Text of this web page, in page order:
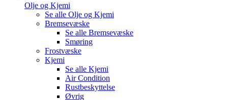
Olje og Kjemi
Se alle Olje og Kjemi
Bremsevæske
Se alle Bremsevæske
Smøring
Frostvæske
Kjemi
Se alle Kjemi
Air Condition
Rustbeskyttelse
Øvrig